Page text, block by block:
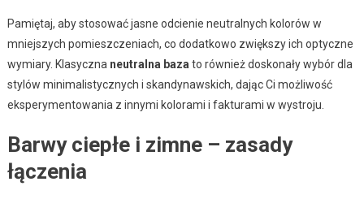
Pamiętaj, aby stosować jasne odcienie neutralnych kolorów w
mniejszych pomieszczeniach, co dodatkowo zwiększy ich optyczne
wymiary. Klasyczna neutralna baza to również doskonały wybór dla
stylów minimalistycznych i skandynawskich, dając Ci możliwość
eksperymentowania z innymi kolorami i fakturami w wystroju.
Barwy ciepłe i zimne – zasady
łączenia